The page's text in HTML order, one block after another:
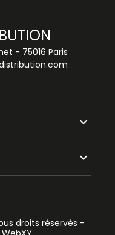
keyboard_arrow_down
keyboard_arrow_down
- 75016 Paris
droits réservés -